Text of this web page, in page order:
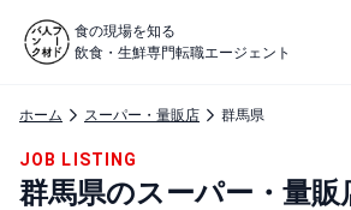
食の現場を知る
飲食・生鮮専門転職エージェント
ホーム スーパー・量販店 群馬県
JOB LISTING
群馬県のスーパー・量販